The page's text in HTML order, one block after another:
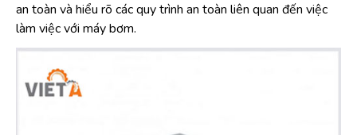
an toàn và hiểu rõ các quy trình an toàn liên quan đến việc
làm việc với máy bơm.